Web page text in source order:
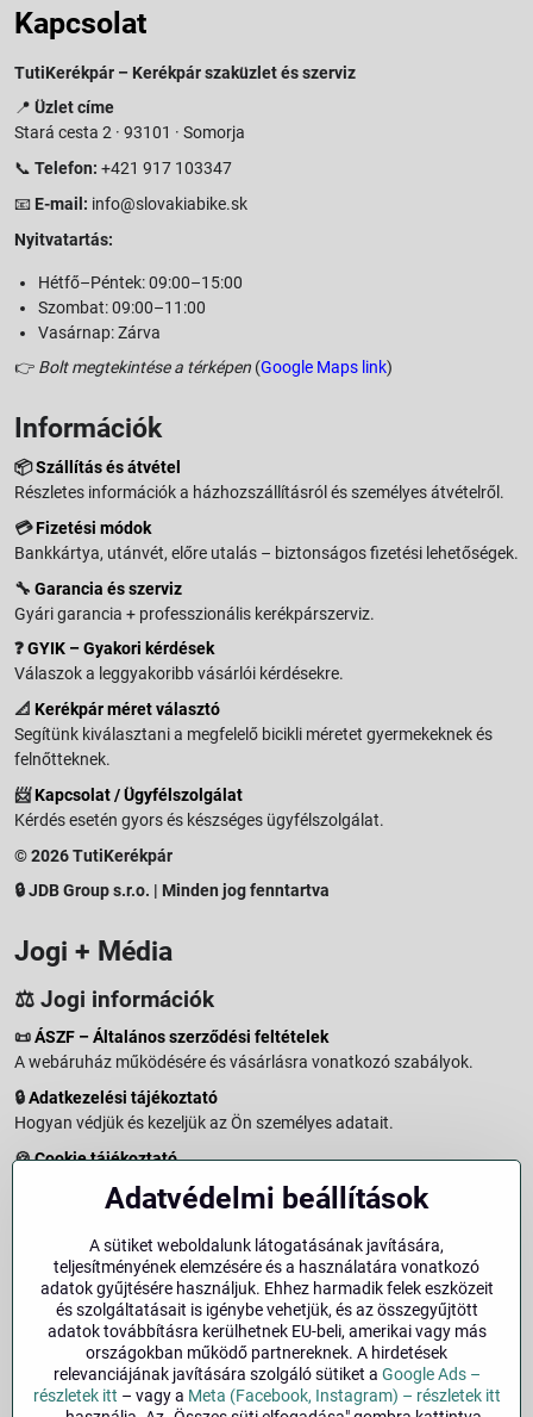
Kapcsolat
TutiKerékpár – Kerékpár szaküzlet és szerviz
📍 Üzlet címe
Stará cesta 2 · 93101 · Somorja
📞 Telefon: +421 917 103347
📧 E-mail: info@slovakiabike.sk
Nyitvatartás:
Hétfő–Péntek: 09:00–15:00
Szombat: 09:00–11:00
Vasárnap: Zárva
👉 Bolt megtekintése a térképen (Google Maps link)
Információk
📦Szállítás és átvétel
Részletes információk a házhozszállításról és személyes átvételről.
💳Fizetési módok
Bankkártya, utánvét, előre utalás – biztonságos fizetési lehetőségek.
🔧 Garancia és szerviz
Gyári garancia + professzionális kerékpárszerviz.
❓GYIK – Gyakori kérdések
Válaszok a leggyakoribb vásárlói kérdésekre.
📐 Kerékpár méret választó
Segítünk kiválasztani a megfelelő bicikli méretet gyermekeknek és
felnőtteknek.
📨Kapcsolat / Ügyfélszolgálat
Kérdés esetén gyors és készséges ügyfélszolgálat.
© 2026 TutiKerékpár
🔒 JDB Group s.r.o. | Minden jog fenntartva
Jogi + Média
⚖️ Jogi információk
📜ÁSZF – Általános szerződési feltételek
A webáruház működésére és vásárlásra vonatkozó szabályok.
🔒Adatkezelési tájékoztató
Hogyan védjük és kezeljük az Ön személyes adatait.
🍪Cookie tájékoztató
A weboldalon használt sütikről és adatkezelésről.
Vásárlástól való elállás menete és feltételei.
Elállás a szerződéstől
Impresszum
Üzemeltetői adatok és jogi tudnivalók.
🔐Biztonság
Adatvédelmi beállítások
A sütiket weboldalunk látogatásának javítására,
teljesítményének elemzésére és a használatára vonatkozó
adatok gyűjtésére használjuk. Ehhez harmadik felek eszközeit
és szolgáltatásait is igénybe vehetjük, és az összegyűjtött
adatok továbbításra kerülhetnek EU-beli, amerikai vagy más
országokban működő partnereknek. A hirdetések
relevanciájának javítására szolgáló sütiket a Google Ads –
részletek itt – vagy a Meta (Facebook, Instagram) – részletek itt